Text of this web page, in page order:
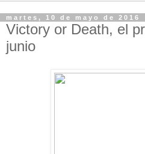
martes, 10 de mayo de 2016
Victory or Death, el
junio